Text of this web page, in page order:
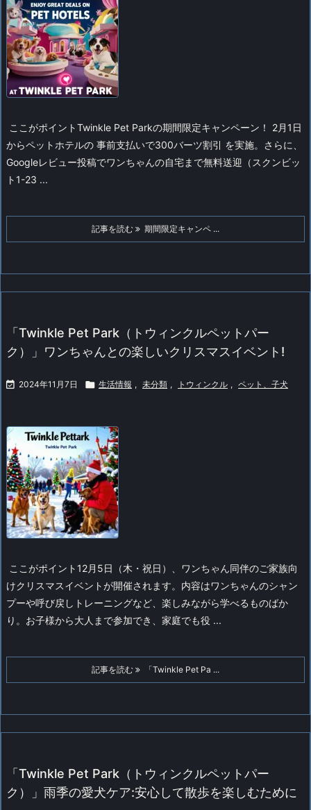
ここがポイントTwinkle Pet Parkの期間限定キャンペーン！ 2月1日
からペットホテルの 事前支払いで300バーツ割引 を実施。さらに、
Googleレビュー投稿でワンちゃんの自宅まで無料送迎（スクンビッ
ト1-23 ...
記事を読む 期間限定キャンペ ...
「Twinkle Pet Park（トウィンクルペットパー
ク）」ワンちゃんとの楽しいクリスマスイベント!
 2024年11月7日  生活情報 , 未分類 , トウィンクル , ペット、子犬
ここがポイント 12月5日（木・祝日）、ワンちゃん同伴のご家族向
けクリスマスイベントが開催されます。内容はワンちゃんのシャン
プーや呼び戻しトレーニングなど、楽しみながら学べるものばか
り。お子様から大人まで参加でき、家庭でも役 ...
記事を読む 「Twinkle Pet Pa ...
「Twinkle Pet Park（トウィンクルペットパー
ク）」雨季の愛犬ケア:安心して散歩を楽しむために